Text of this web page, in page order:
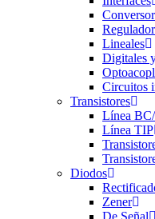
Lineales
Digitales
Circuitos
Transistores
Línea
Línea TIP
Diodos
Zener
De Señal